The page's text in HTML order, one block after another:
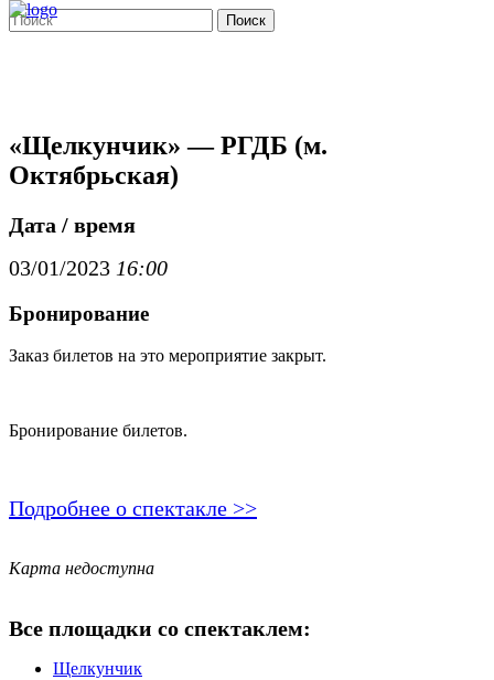
Поиск
«Щелкунчик» — РГДБ (м.
Октябрьская)
Дата / время
03/01/2023 16:00
Бронирование
Заказ билетов на это мероприятие закрыт.
Бронирование билетов.
Подробнее о спектакле >>
Карта недоступна
Все площадки со спектаклем:
Щелкунчик